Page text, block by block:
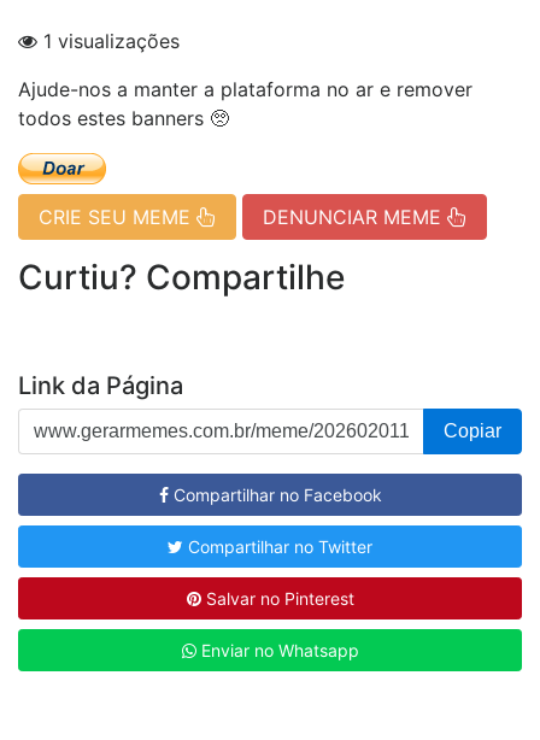
1 visualizações
Ajude-nos a manter a plataforma no ar e remover
todos estes banners 🥺
CRIE SEU MEME DENUNCIAR MEME
Curtiu? Compartilhe
Link da Página
Copiar
Compartilhar no Facebook
Compartilhar no Twitter
Salvar no Pinterest
Enviar no Whatsapp